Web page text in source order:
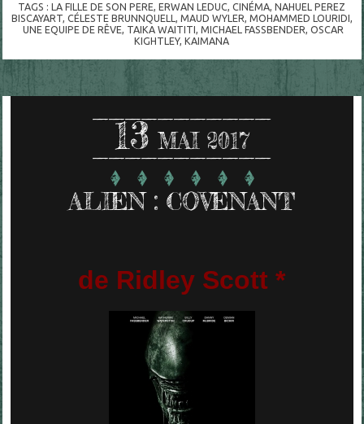
TAGS :LA FILLE DE SON PERE,ERWAN LEDUC,CINÉMA,NAHUEL PEREZ
BISCAYART, CÉLESTE BRUNNQUELL , MAUD WYLER, MOHAMMED LOURIDI,
UNE EQUIPE DE RÊVE, TAIKA WAITITI, MICHAEL FASSBENDER, OSCAR
KIGHTLEY,KAIMANA
13 MAI 2017
ALIEN : COVENANT
de Ridley Scott *